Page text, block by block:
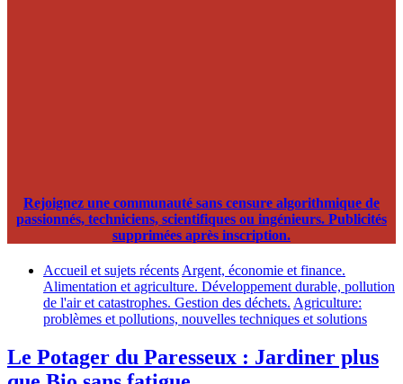
Rejoignez une communauté sans censure algorithmique de
passionnés, techniciens, scientifiques ou ingénieurs. Publicités
supprimées après inscription.
Accueil et sujets récentsArgent, économie et finance.
Alimentation et agriculture. Développement durable, pollution
de l'air et catastrophes. Gestion des déchets. Agriculture:
problèmes et pollutions, nouvelles techniques et solutions
Le Potager du Paresseux : Jardiner plus